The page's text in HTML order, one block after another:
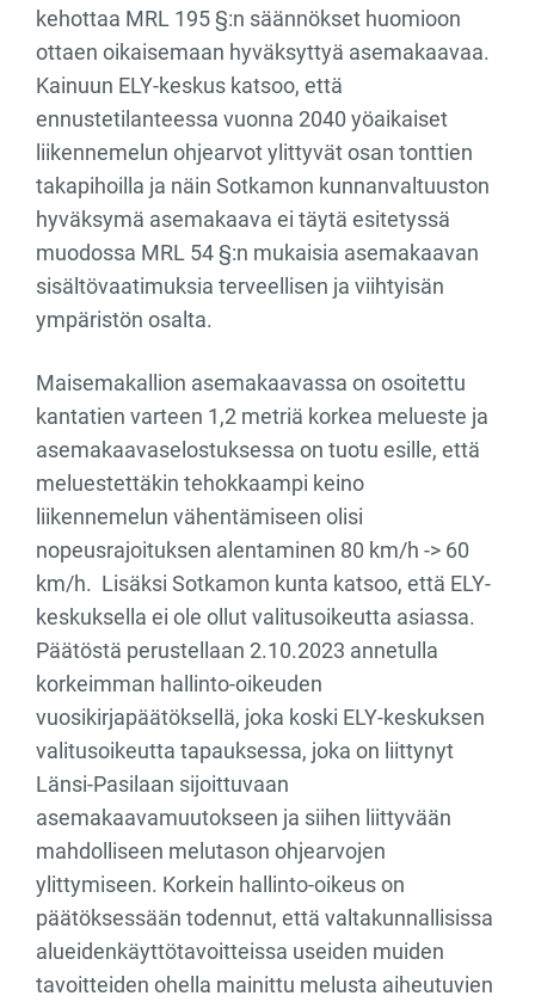
kehottaa MRL 195 §:n säännökset huomioon
ottaen oikaisemaan hyväksyttyä asemakaavaa.
Kainuun ELY-keskus katsoo, että
ennustetilanteessa vuonna 2040 yöaikaiset
liikennemelun ohjearvot ylittyvät osan tonttien
takapihoilla ja näin Sotkamon kunnanvaltuuston
hyväksymä asemakaava ei täytä esitetyssä
muodossa MRL 54 §:n mukaisia asemakaavan
sisältövaatimuksia terveellisen ja viihtyisän
ympäristön osalta.
Maisemakallion asemakaavassa on osoitettu
kantatien varteen 1,2 metriä korkea melueste ja
asemakaavaselostuksessa on tuotu esille, että
meluestettäkin tehokkaampi keino
liikennemelun vähentämiseen olisi
nopeusrajoituksen alentaminen 80 km/h -> 60
km/h. Lisäksi Sotkamon kunta katsoo, että ELY-
keskuksella ei ole ollut valitusoikeutta asiassa.
Päätöstä perustellaan 2.10.2023 annetulla
korkeimman hallinto-oikeuden
vuosikirjapäätöksellä, joka koski ELY-keskuksen
valitusoikeutta tapauksessa, joka on liittynyt
Länsi-Pasilaan sijoittuvaan
asemakaavamuutokseen ja siihen liittyvään
mahdolliseen melutason ohjearvojen
ylittymiseen. Korkein hallinto-oikeus on
päätöksessään todennut, että valtakunnallisissa
alueidenkäyttötavoitteissa useiden muiden
tavoitteiden ohella mainittu melusta aiheutuvien